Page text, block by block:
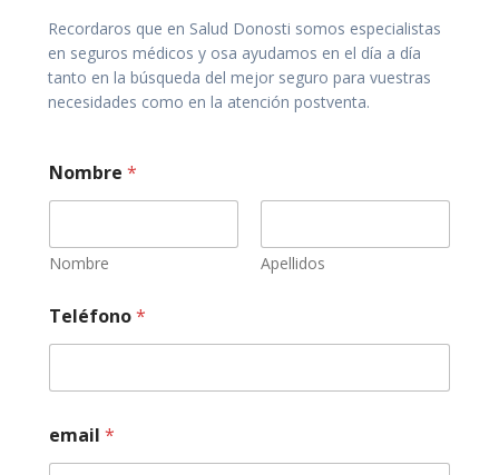
Recordaros que en Salud Donosti somos especialistas
en seguros médicos y osa ayudamos en el día a día
tanto en la búsqueda del mejor seguro para vuestras
necesidades como en la atención postventa.
Nombre *
Nombre Apellidos
Teléfono*
email *